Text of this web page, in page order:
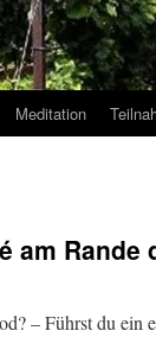
Meditation
am Rande
– Führst du ein